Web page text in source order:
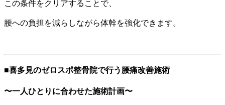
この条件をクリアすることで、
腰への負担を減らしながら体幹を強化できます。
■喜多見のゼロスポ整骨院で行う腰痛改善施術
〜一人ひとりに合わせた施術計画〜